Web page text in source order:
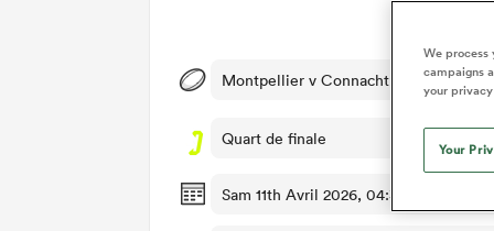
Montpellier v Connacht
Quart de finale
Sam 11th Avril 2026, 04:30am PDT
We process
campaigns
your
Your